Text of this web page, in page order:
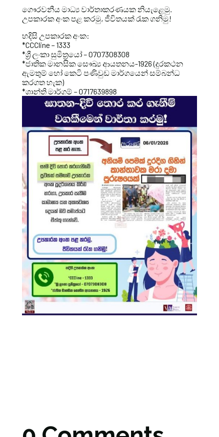
ගෞරවනීය මාධ්‍ය වාර්තාකරණයක නියැළෙමු.
උපකාරක අංක පළ කරමු, ජීවිතයක් රැක ගනිමු!
හදිසි උපකාරක අංක:
*CCCline – 1333
*ශ්‍රී ලංකා සුමිත්‍රයෝ – 0707308308
*ජාතික මානසික සෞඛ්‍ය ආයතනය-1926 (දුරකථන
ඇමතුම් හෝ කෙටි පණිවුඩ මාර්ගයෙන් සම්බන්ධ
කරගත හැක)
*ශාන්ති මාර්ගම් – 0717639898